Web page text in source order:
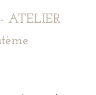
ATELIER